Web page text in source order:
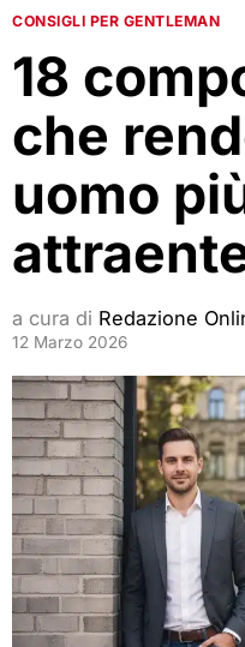
CONSIGLI PER GENTLEMAN
18
che
uomo
a cura di Redazione
12 Marzo 2026